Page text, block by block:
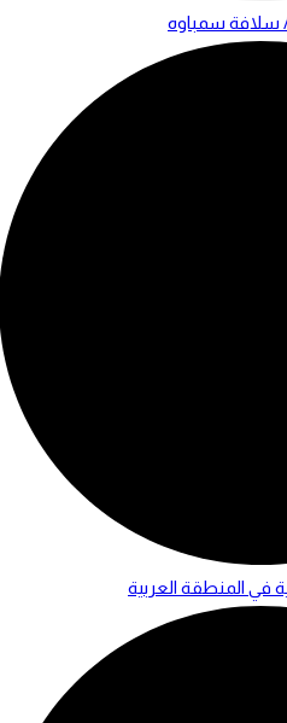
/ سلافة سمباوه
المنطقة العربية